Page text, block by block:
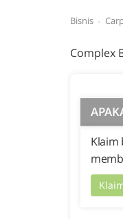
Bisnis
Complex
Klaim